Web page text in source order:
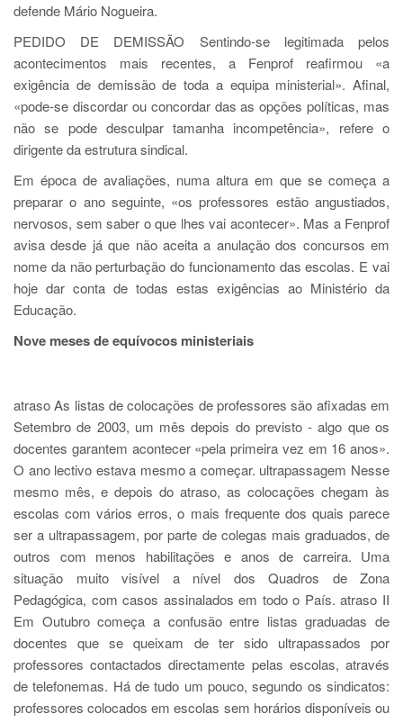
defende Mário Nogueira.
PEDIDO DE DEMISSÃO Sentindo-se legitimada pelos
acontecimentos mais recentes, a Fenprof reafirmou «a
exigência de demissão de toda a equipa ministerial». Afinal,
«pode-se discordar ou concordar das as opções políticas, mas
não se pode desculpar tamanha incompetência», refere o
dirigente da estrutura sindical.
Em época de avaliações, numa altura em que se começa a
preparar o ano seguinte, «os professores estão angustiados,
nervosos, sem saber o que lhes vai acontecer». Mas a Fenprof
avisa desde já que não aceita a anulação dos concursos em
nome da não perturbação do funcionamento das escolas. E vai
hoje dar conta de todas estas exigências ao Ministério da
Educação.
Nove meses de equívocos ministeriais
atraso As listas de colocações de professores são afixadas em
Setembro de 2003, um mês depois do previsto - algo que os
docentes garantem acontecer «pela primeira vez em 16 anos».
O ano lectivo estava mesmo a começar. ultrapassagem Nesse
mesmo mês, e depois do atraso, as colocações chegam às
escolas com vários erros, o mais frequente dos quais parece
ser a ultrapassagem, por parte de colegas mais graduados, de
outros com menos habilitações e anos de carreira. Uma
situação muito visível a nível dos Quadros de Zona
Pedagógica, com casos assinalados em todo o País. atraso II
Em Outubro começa a confusão entre listas graduadas de
docentes que se queixam de ter sido ultrapassados por
professores contactados directamente pelas escolas, através
de telefonemas. Há de tudo um pouco, segundo os sindicatos:
professores colocados em escolas sem horários disponíveis ou